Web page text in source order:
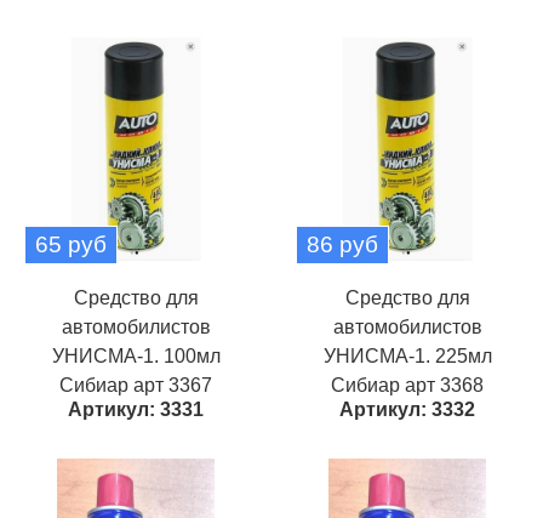
65 руб
Средство для
автомобилистов
УНИСМА-1. 100мл
Сибиар арт 3367
Артикул: 3331
86 руб
Средство для
автомобилистов
УНИСМА-1. 225мл
Сибиар арт 3368
Артикул: 3332